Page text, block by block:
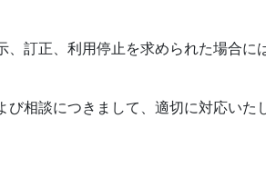
、訂正、利用停止を求められた場合に
相談につきまして、適切に対応いた